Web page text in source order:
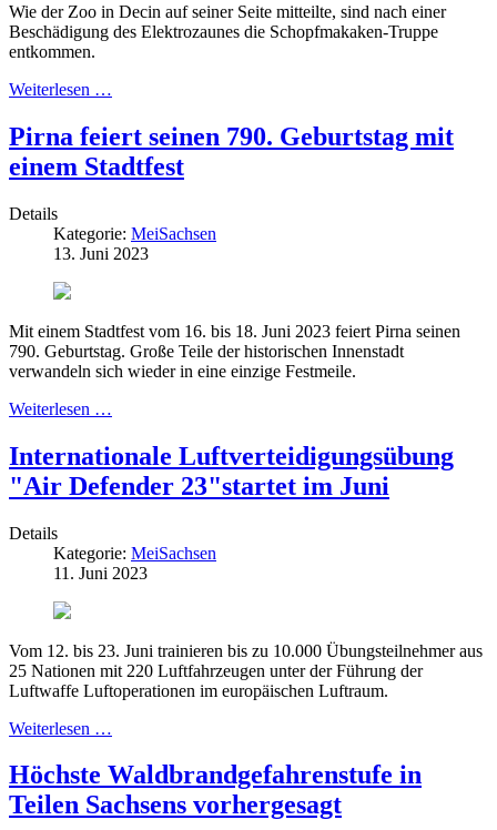
Wie der Zoo in Decin auf seiner Seite mitteilte, sind nach einer
Beschädigung des Elektrozaunes die Schopfmakaken-Truppe
entkommen.
Weiterlesen …
Pirna feiert seinen 790. Geburtstag mit
einem Stadtfest
Details
Kategorie: MeiSachsen
13. Juni 2023
Mit einem Stadtfest vom 16. bis 18. Juni 2023 feiert Pirna seinen
790. Geburtstag. Große Teile der historischen Innenstadt
verwandeln sich wieder in eine einzige Festmeile.
Weiterlesen …
Internationale Luftverteidigungsübung
"Air Defender 23"startet im Juni
Details
Kategorie: MeiSachsen
11. Juni 2023
Vom 12. bis 23. Juni trainieren bis zu 10.000 Übungsteilnehmer aus
25 Nationen mit 220 Luftfahrzeugen unter der Führung der
Luftwaffe Luftoperationen im europäischen Luftraum.
Weiterlesen …
Höchste Waldbrandgefahrenstufe in
Teilen Sachsens vorhergesagt